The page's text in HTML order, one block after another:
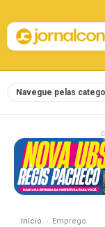
Navegue pelas
Início Emprego